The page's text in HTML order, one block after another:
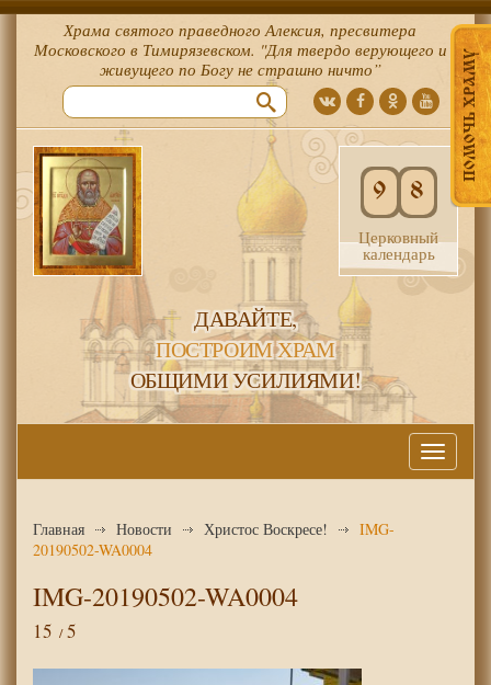
ПОМОЧЬ ХРАМУ
Храма святого праведного Алексия, пресвитера
Московского в Тимирязевском. "Для твердо верующего и
живущего по Богу не страшно ничто”
9 8
Церковный
календарь
ДАВАЙТЕ,
ПОСТРОИМ ХРАМ
ОБЩИМИ УСИЛИЯМИ!
Меню
Главная Новости Христос Воскресе!
IMG-
20190502-WA0004
IMG-20190502-WA0004
15 5